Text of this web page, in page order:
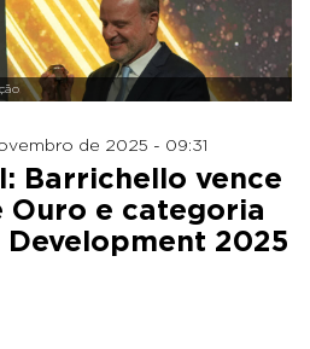
de 2025 - 09:31
Barrichello vence
Ouro e categoria
2025